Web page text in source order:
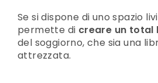
Se si dispone di uno spazio
permette di creare un total
del soggiorno, che sia una
attrezzata.